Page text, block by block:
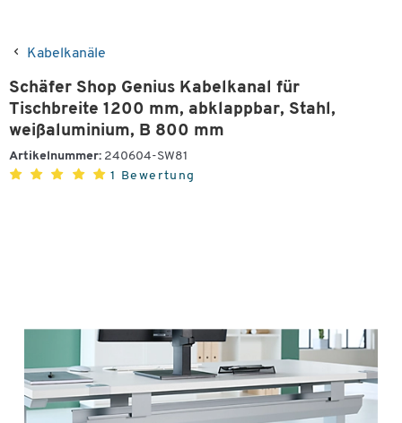
Kabelkanäle
Schäfer Shop Genius Kabelkanal für
Tischbreite 1200 mm, abklappbar, Stahl,
weißaluminium, B 800 mm
Artikelnummer: 240604-SW81
1 Bewertung